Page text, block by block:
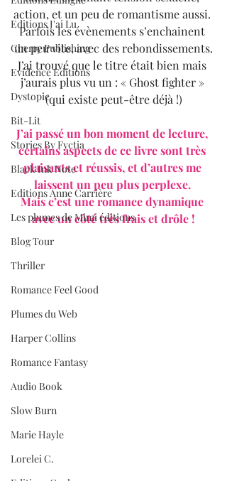
Editions J'ai Lu
Cherry Publishing
Evidence Editions
Dystopie
Bit-Lit
Stories By Fyctia
Black Ink Note
Editions Anne Carrière
Les plumes de Mimi éditions
Blog Tour
Thriller
Romance Feel Good
Plumes du Web
Harper Collins
Romance Fantasy
Audio Book
Slow Burn
Marie Hayle
Lorelei C.
action, et un peu de romantisme aussi.
Parfois les évènements s’enchainent
un peu vite, avec des rebondissements.
J’ai trouvé que le titre était bien mais
j’aurais plus vu un : « Ghost fighter »
(qui existe peut-être déjà !)
J’ai passé un bon moment de lecture,
certains aspects de ce livre sont très
plaisants et réussis, et d’autres me
laissent un peu plus perplexe.
Mais c’est une romance dynamique
avec un côté très frais et drôle !